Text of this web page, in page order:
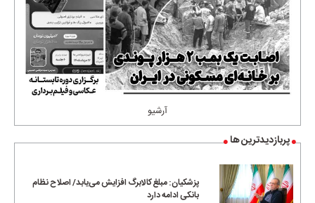
آرشیو
پربازدیدترین ها
پزشکیان: مبلغ کالابرگ افزایش می‌یابد/ اصلاح نظام
بانکی ادامه دارد